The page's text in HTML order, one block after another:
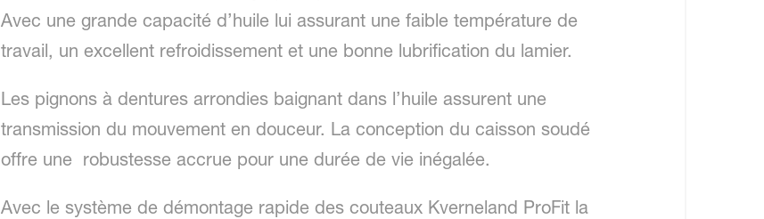
Avec une grande capacité d’huile lui assurant une faible température de
travail, un excellent refroidissement et une bonne lubrification du lamier.
Les pignons à dentures arrondies baignant dans l’huile assurent une
transmission du mouvement en douceur. La conception du caisson soudé
offre une robustesse accrue pour une durée de vie inégalée.
Avec le système de démontage rapide des couteaux Kverneland ProFit la